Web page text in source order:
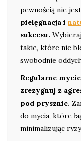
pewnością nie
pielęgnacja i
sukcesu.
takie, które nie
swobodnie
Regularne mycie
zrezygnuj z
pod prysznic.
do mycia, które
minimalizując